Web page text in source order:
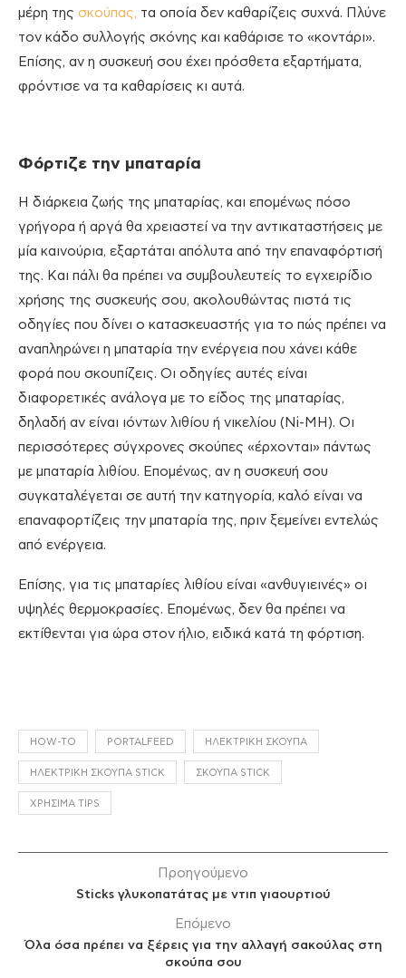
μέρη της σκούπας, τα οποία δεν καθαρίζεις συχνά. Πλύνε
τον κάδο συλλογής σκόνης και καθάρισε το «κοντάρι».
Επίσης, αν η συσκευή σου έχει πρόσθετα εξαρτήματα,
φρόντισε να τα καθαρίσεις κι αυτά.
Φόρτιζε την μπαταρία
Η διάρκεια ζωής της μπαταρίας, και επομένως πόσο
γρήγορα ή αργά θα χρειαστεί να την αντικαταστήσεις με
μία καινούρια, εξαρτάται απόλυτα από την επαναφόρτισή
της. Και πάλι θα πρέπει να συμβουλευτείς το εγχειρίδιο
χρήσης της συσκευής σου, ακολουθώντας πιστά τις
οδηγίες που δίνει ο κατασκευαστής για το πώς πρέπει να
αναπληρώνει η μπαταρία την ενέργεια που χάνει κάθε
φορά που σκουπίζεις. Οι οδηγίες αυτές είναι
διαφορετικές ανάλογα με το είδος της μπαταρίας,
δηλαδή αν είναι ιόντων λιθίου ή νικελίου (Ni-MH). Οι
περισσότερες σύγχρονες σκούπες «έρχονται» πάντως
με μπαταρία λιθίου. Επομένως, αν η συσκευή σου
συγκαταλέγεται σε αυτή την κατηγορία, καλό είναι να
επαναφορτίζεις την μπαταρία της, πριν ξεμείνει εντελώς
από ενέργεια.
Επίσης, για τις μπαταρίες λιθίου είναι «ανθυγιεινές» οι
υψηλές θερμοκρασίες. Επομένως, δεν θα πρέπει να
εκτίθενται για ώρα στον ήλιο, ειδικά κατά τη φόρτιση.
HOW-TO PORTALFEED ΗΛΕΚΤΡΙΚΉ ΣΚΟΎΠΑ
ΗΛΕΚΤΡΙΚΉ ΣΚΟΎΠΑ STICK ΣΚΟΎΠΑ STICK
ΧΡΉΣΙΜΑ TIPS
Προηγούμενο
Sticks γλυκοπατάτας με ντιπ γιαουρτιού
Επόμενο
Όλα όσα πρέπει να ξέρεις για την αλλαγή σακούλας στη
σκούπα σου